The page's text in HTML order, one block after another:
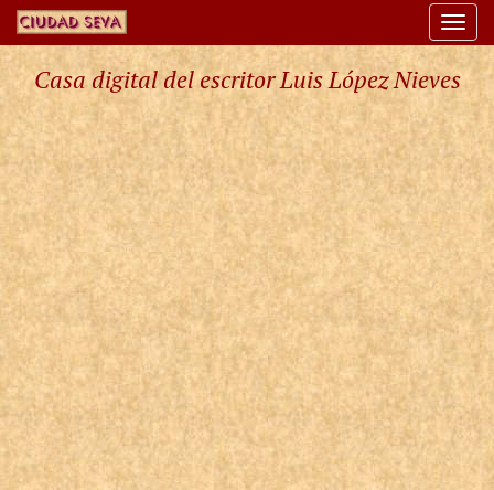
Casa digital del escritor Luis López Nieves